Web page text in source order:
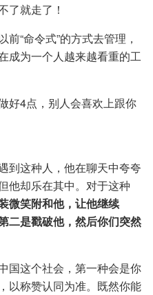
了就走了！
“命令式”的方式去管理，
成为一个人越来越看重的工
到这种人，他在聊天中夸夸
他却乐在其中。对于这种
微笑附和他，让他继续
二是戳破他，然后你们突然
国这个社会，第一种会是你
以称赞认同为准。既然你能